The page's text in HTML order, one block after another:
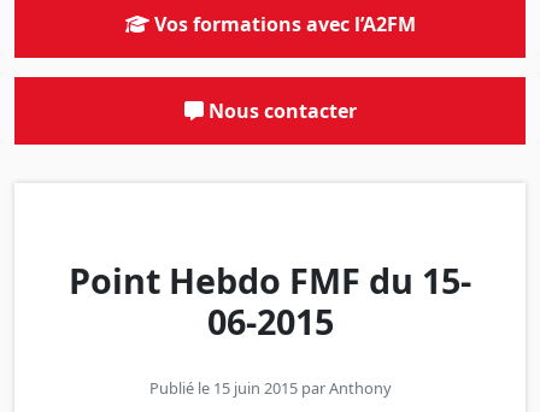
Point Hebdo FMF du 15-
06-2015
Publié le 15 juin 2015 parAnthony
Vos formations avec l’A2FM
Nous contacter